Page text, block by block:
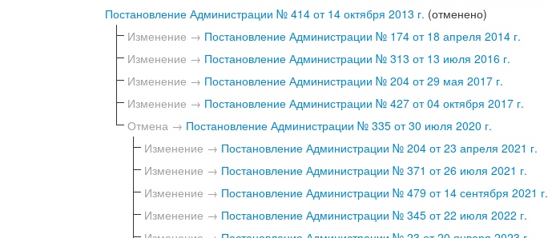
Постановление Администрации № 414 от 14 октября 2013 г. (отменено)
Изменение → Постановление Администрации № 174 от 18 апреля 2014 г.
Изменение → Постановление Администрации № 313 от 13 июля 2016 г.
Изменение → Постановление Администрации № 204 от 29 мая 2017 г.
Изменение → Постановление Администрации № 427 от 04 октября 2017 г.
Отмена → Постановление Администрации № 335 от 30 июля 2020 г.
Изменение → Постановление Администрации № 204 от 23 апреля 2021 г.
Изменение → Постановление Администрации № 371 от 26 июля 2021 г.
Изменение → Постановление Администрации № 479 от 14 сентября 2021 г.
Изменение → Постановление Администрации № 345 от 22 июля 2022 г.